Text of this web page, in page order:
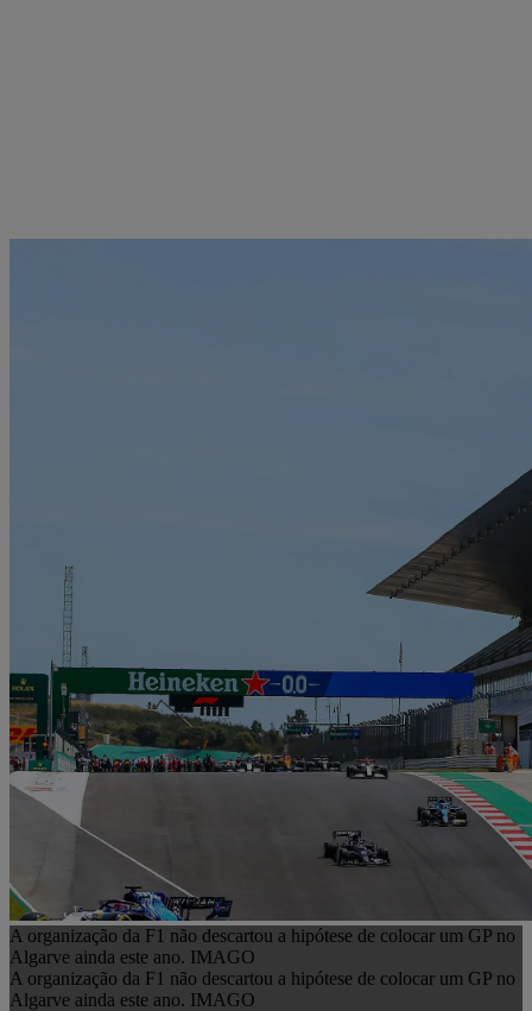
A organização da F1 não descartou a hipótese de colocar um GP no
Algarve ainda este ano. IMAGO
A organização da F1 não descartou a hipótese de colocar um GP no
Algarve ainda este ano. IMAGO